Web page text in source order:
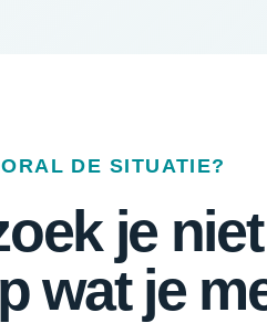
DE SITUATIE?
je
wat je